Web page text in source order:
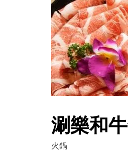
涮樂和
火鍋